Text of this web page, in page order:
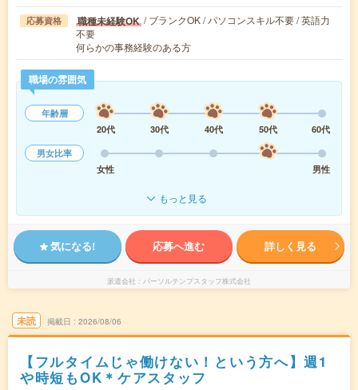
応募資格 職種未経験OK / ブランクOK / パソコンスキル不要 / 英語力
不要
何らかの事務経験のある方
職場の雰囲気
年齢層
20代
30代 40代 50代
60代
男女比率
女性
男性
もっと見る
気になる! 応募へ進む 詳しく見る
派遣会社 パーソルテンプスタッフ株式会社
未読 掲載日 2026/08/06
【フルタイムじゃ働けない！という方へ】週1
や時短もOK＊ケアスタッフ